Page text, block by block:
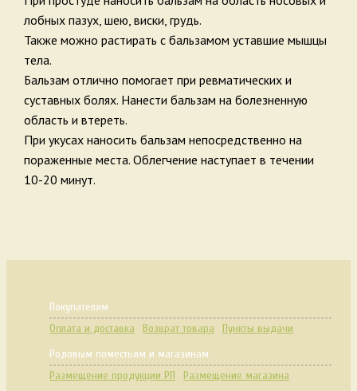
лобных пазух, шею, виски, грудь.
Также можно растирать с бальзамом уставшие мышцы
тела.
Бальзам отлично помогает при ревматических и
суставных болях. Нанести бальзам на болезненную
область и втереть.
При укусах наносить бальзам непосредственно на
пораженные места. Облегчение наступает в течении
10-20 минут.
Покупателям
Оплата и доставка
Возврат товара
Пункты выдачи
Родовым поместьям и магазинам
Размещение продукции РП
Размещение магазина